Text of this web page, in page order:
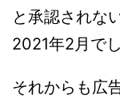
と承認されな
2021年2月でし
それからも広